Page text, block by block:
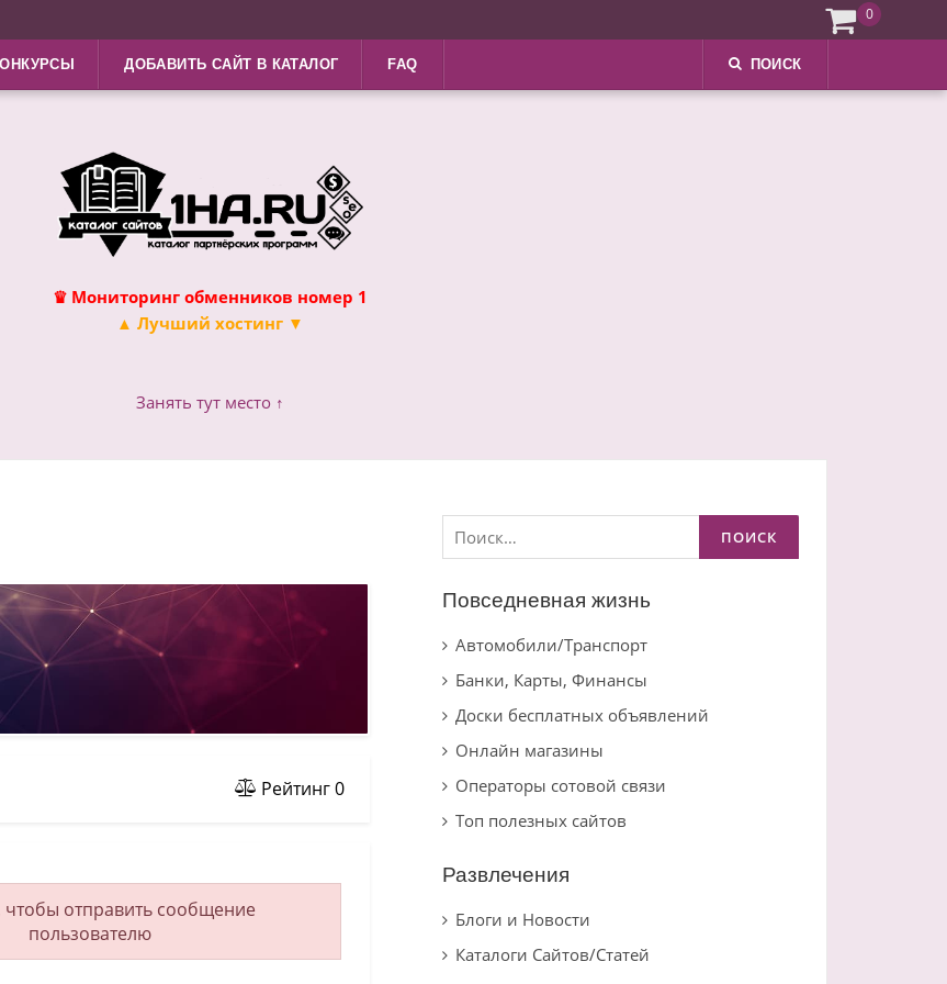
ДОБАВИТЬ САЙТ В КАТАЛОГ FAQ ПОИСК
♛ Мониторинг обменников номер 1
▲ Лучший хостинг ▼
Занять тут место ↑
Рейтинг0
чтобы отправить сообщение
пользователю
Найти:
Повседневная жизнь
Автомобили/Транспорт
Банки, Карты, Финансы
Доски бесплатных объявлений
Онлайн магазины
Операторы сотовой связи
Топ полезных сайтов
Развлечения
Блоги и Новости
Каталоги Сайтов/Статей
0